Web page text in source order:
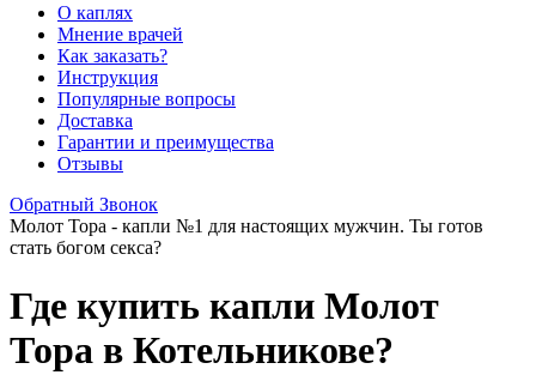
О каплях
Мнение врачей
Как заказать?
Инструкция
Популярные вопросы
Доставка
Гарантии и преимущества
Отзывы
Обратный Звонок
Молот Тора - капли №1 для настоящих мужчин. Ты готов
стать богом секса?
Где купить капли Молот
Тора в Котельникове?